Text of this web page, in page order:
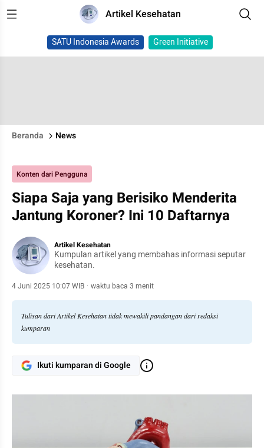
Artikel Kesehatan
SATU Indonesia Awards Green Initiative
Beranda News
Konten dari Pengguna
Siapa Saja yang Berisiko Menderita
Jantung Koroner? Ini 10 Daftarnya
Artikel Kesehatan
Kumpulan artikel yang membahas informasi seputar
kesehatan.
4 Juni 2025 10:07 WIB · waktu baca 3 menit
Tulisan dari Artikel Kesehatan tidak mewakili pandangan dari redaksi
kumparan
Ikuti kumparan di Google